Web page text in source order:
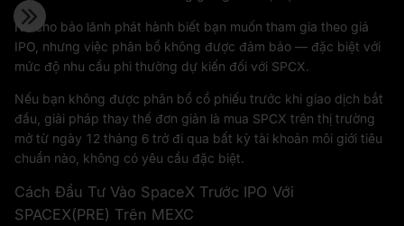
Nó cho bảo lãnh phát hành biết bạn muốn tham gia theo giá
IPO, nhưng việc phân bổ không được đảm bảo — đặc biệt với
mức độ nhu cầu phi thường dự kiến đối với SPCX.
Nếu bạn không được phân bổ cổ phiếu trước khi giao dịch bắt
đầu, giải pháp thay thế đơn giản là mua SPCX trên thị trường
mở từ ngày 12 tháng 6 trở đi qua bất kỳ tài khoản môi giới tiêu
chuẩn nào, không có yêu cầu đặc biệt.
Cách Đầu Tư Vào SpaceX Trước IPO Với
SPACEX(PRE) Trên MEXC